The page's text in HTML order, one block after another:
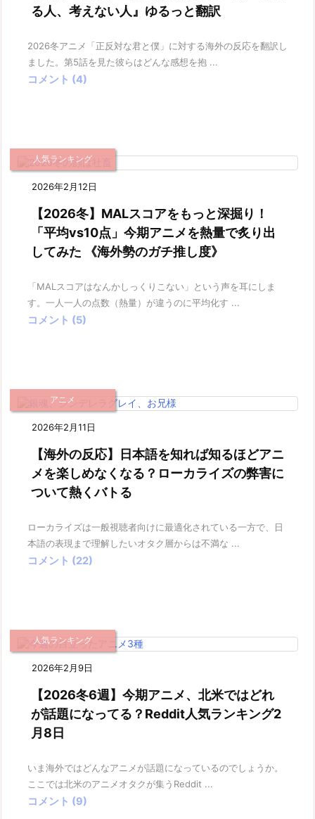
る人、考えない人』ゆるっと翻訳
2026冬アニメ「正反対な君と僕」に対する海外の反応を翻訳し
ました。第5話を見た彼らはどんな感想を抱 ...
コメント (4)
2026年2月12日
人気ランキング
【2026冬】MALスコアをもっと深掘り！
「平均vs10点」今期アニメを熱量で炙り出
してみた 《海外勢のガチ推し度》
「MALスコアはなんかしっくりこない」という声を耳にしま
す。一人一人の点数（熱量）が違うのに平均化す ...
コメント (5)
2026年2月11日
アニメ
【海外の反応】日本語を知れば知るほどアニ
メを楽しめなくなる？ローカライズの弊害に
ついて熱くバトる
ローカライズは一般視聴者向けに最適化されている一方で、日
本語の表現まで理解したいオタク層からは不満な ...
コメント (22)
2026年2月9日
人気ランキング
【2026冬6週】今期アニメ、北米ではどれ
が話題になってる？Reddit人気ランキング2
月8日
いま海外ではどんなアニメが話題になっているのでしょうか。
ここでは北米のアニメオタクが集うReddit ...
コメント (9)